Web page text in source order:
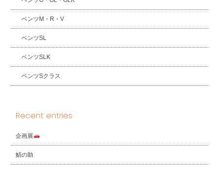
ベンツM・R・V
ベンツSL
ベンツSLK
ベンツSクラス
Recent entries
企画展
鯖の助